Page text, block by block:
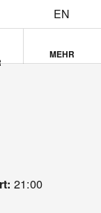
EN
MEHR
21:00